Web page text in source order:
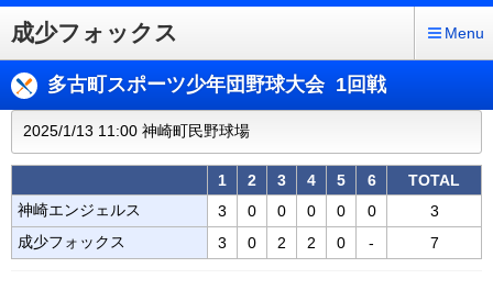
成少フォックス Menu
多古町スポーツ少年団野球大会 1回戦
2025/1/13 11:00 神崎町民野球場
1 2 3 4 5 6
TOTAL
神崎エンジェルス
3 0 0 0 0 0
3
成少フォックス
3 0 2 2 0 - 7